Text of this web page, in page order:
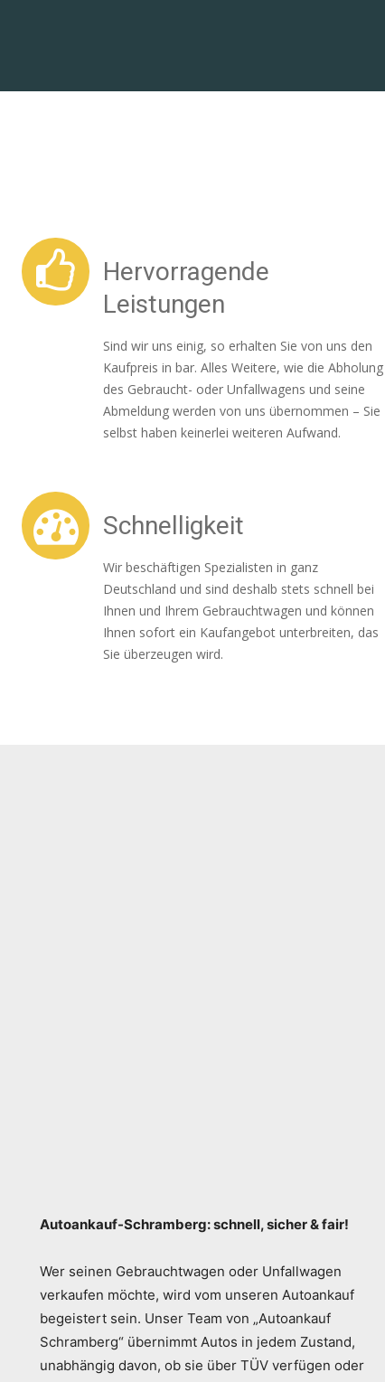
Hervorragende
Leistungen
Sind wir uns einig, so erhalten Sie von uns den
Kaufpreis in bar. Alles Weitere, wie die Abholung
des Gebraucht- oder Unfallwagens und seine
Abmeldung werden von uns übernommen – Sie
selbst haben keinerlei weiteren Aufwand.
Schnelligkeit
Wir beschäftigen Spezialisten in ganz
Deutschland und sind deshalb stets schnell bei
Ihnen und Ihrem Gebrauchtwagen und können
Ihnen sofort ein Kaufangebot unterbreiten, das
Sie überzeugen wird.
Autoankauf-Schramberg: schnell, sicher & fair!
Wer seinen Gebrauchtwagen oder Unfallwagen
verkaufen möchte, wird vom unseren Autoankauf
begeistert sein. Unser Team von „Autoankauf
Schramberg“ übernimmt Autos in jedem Zustand,
unabhängig davon, ob sie über TÜV verfügen oder